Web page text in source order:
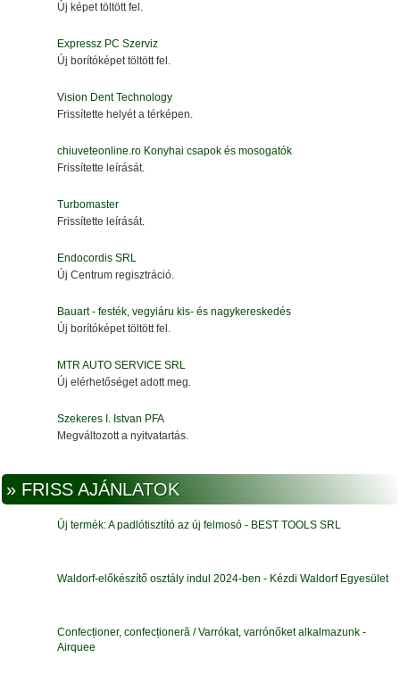
Új képet töltött fel.
Expressz PC Szerviz
Új borítóképet töltött fel.
Vision Dent Technology
Frissítette helyét a térképen.
chiuveteonline.ro Konyhai csapok és mosogatók
Frissítette leírását.
Turbomaster
Frissítette leírását.
Endocordis SRL
Új Centrum regisztráció.
Bauart - festék, vegyiáru kis- és nagykereskedés
Új borítóképet töltött fel.
MTR AUTO SERVICE SRL
Új elérhetőséget adott meg.
Szekeres I. Istvan PFA
Megváltozott a nyitvatartás.
» FRISS AJÁNLATOK
Új termék: A padlótisztító az új felmosó - BEST TOOLS SRL
Waldorf-előkészítő osztály indul 2024-ben - Kézdi Waldorf Egyesület
Confecționer, confecționeră / Varrókat, varrónőket alkalmazunk -
Airquee